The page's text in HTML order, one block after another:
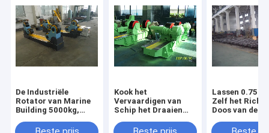
De Industriële
Rotator van Marine
Building 5000kg,
het Pijplassen
Kook het
Vervaardigen van
Schip het Draaien
het Materiaal van
Lassen
Zelf het
Doos van de de